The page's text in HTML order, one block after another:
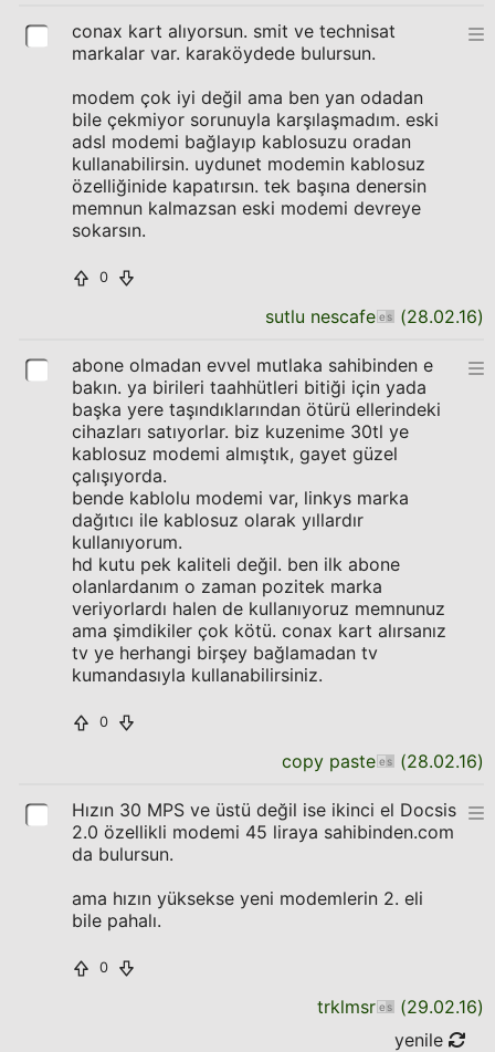
conax kart alıyorsun. smit ve technisat
markalar var. karaköydede bulursun.
modem çok iyi değil ama ben yan odadan
bile çekmiyor sorunuyla karşılaşmadım. eski
adsl modemi bağlayıp kablosuzu oradan
kullanabilirsin. uydunet modemin kablosuz
özelliğinide kapatırsın. tek başına denersin
memnun kalmazsan eski modemi devreye
sokarsın.
0
sutlu nescafe (28.02.16)
abone olmadan evvel mutlaka sahibinden e
bakın. ya birileri taahhütleri bitiği için yada
başka yere taşındıklarından ötürü ellerindeki
cihazları satıyorlar. biz kuzenime 30tl ye
kablosuz modemi almıştık, gayet güzel
çalışıyorda.
bende kablolu modemi var, linkys marka
dağıtıcı ile kablosuz olarak yıllardır
kullanıyorum.
hd kutu pek kaliteli değil. ben ilk abone
olanlardanım o zaman pozitek marka
veriyorlardı halen de kullanıyoruz memnunuz
ama şimdikiler çok kötü. conax kart alırsanız
tv ye herhangi birşey bağlamadan tv
kumandasıyla kullanabilirsiniz.
0
copy paste (28.02.16)
Hızın 30 MPS ve üstü değil ise ikinci el Docsis
2.0 özellikli modemi 45 liraya sahibinden.com
da bulursun.
ama hızın yüksekse yeni modemlerin 2. eli
bile pahalı.
0
trklmsr (29.02.16)
yenile